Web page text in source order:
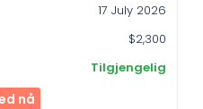
17 July 2026
$2,300
Tilgjengelig
nå